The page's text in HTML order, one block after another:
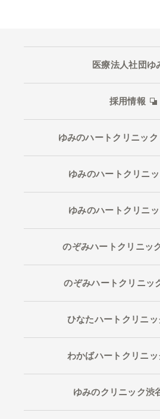
医療法人社団ゆ
採用情報
ゆみのハートクリニッ
ゆみのハートクリニ
ゆみのハートクリニ
のぞみハートクリニッ
のぞみハートクリニッ
ひなたハートクリニ
わかばハートクリニッ
ゆみのクリニック渋